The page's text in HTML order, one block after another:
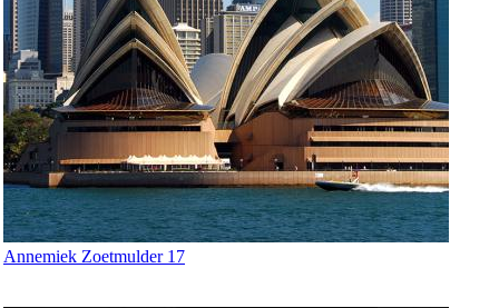
Annemiek Zoetmulder 17